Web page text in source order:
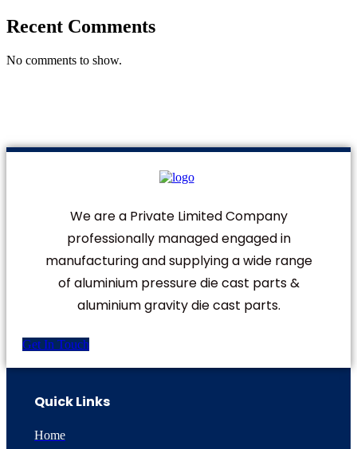
Recent Comments
No comments to show.
We are a Private Limited Company
professionally managed engaged in
manufacturing and supplying a wide range
of aluminium pressure die cast parts &
aluminium gravity die cast parts.
Get In Touch
Quick Links
Home